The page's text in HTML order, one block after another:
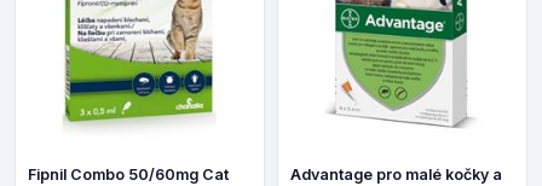
Fipnil Combo 50/60mg Cat
Advantage pro malé kočky a